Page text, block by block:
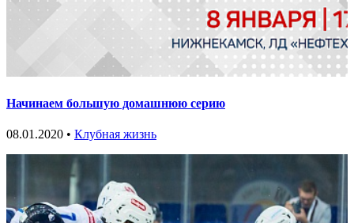
Начинаем большую домашнюю серию
08.01.2020 • Клубная жизнь